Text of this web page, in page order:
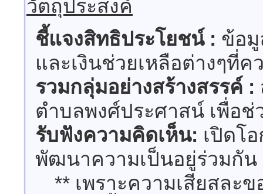
วัตถุประสงค์
ชี้แจงสิทธิประโยชน์ : ข้อมู
และเงินช่วยเหลือต่างๆที่ค
รวมกลุ่มอย่างสร้างสรรค์ :
ตำบลพงศ์ประศาสน์ เพื่อช่
รับฟังความคิดเห็น:เปิดโ
พัฒนาความเป็นอยู่ร่วมกัน